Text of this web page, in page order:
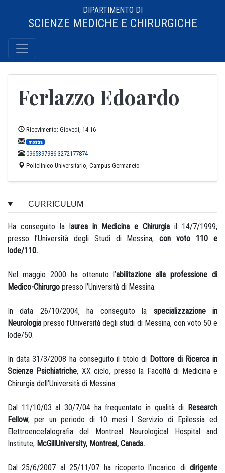
DIPARTIMENTO DI
SCIENZE MEDICHE E CHIRURGICHE
Ferlazzo Edoardo
Ricevimento: Giovedì, 14-16
mostra
0965397986-3272177874
Policlinico Universitario, Campus Germaneto
CURRICULUM
Ha conseguito la laurea in Medicina e Chirurgia il 14/7/1999,
presso l’Università degli Studi di Messina,con voto 110 e
lode/110.
Nel maggio 2000 ha ottenuto l’abilitazione alla professione di
Medico-Chirurgo presso l’Università di Messina.
In data 26/10/2004, ha conseguito la specializzazione in
Neurologia presso l’Università degli studi di Messina, con voto 50 e
lode/50.
In data 31/3/2008 ha conseguito il titolo di Dottore di Ricerca in
Scienze Psichiatriche, XX ciclo, presso la Facoltà di Medicina e
Chirurgia dell’Università di Messina.
Dal 11/10/03 al 30/7/04 ha frequentato in qualità di Research
Fellow, per un periodo di 10 mesi l Servizio di Epilessia ed
Elettroencefalografia del Montreal Neurological Hospital and
Institute, McGillUniversity, Montreal, Canada.
Dal 25/6/2007 al 25/11/07 ha ricoperto l’incarico di dirigente